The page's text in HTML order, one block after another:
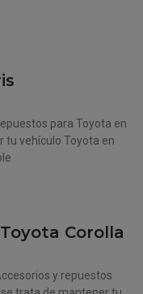
para Toyota en
tu vehículo Toyota en
Corolla
y repuestos